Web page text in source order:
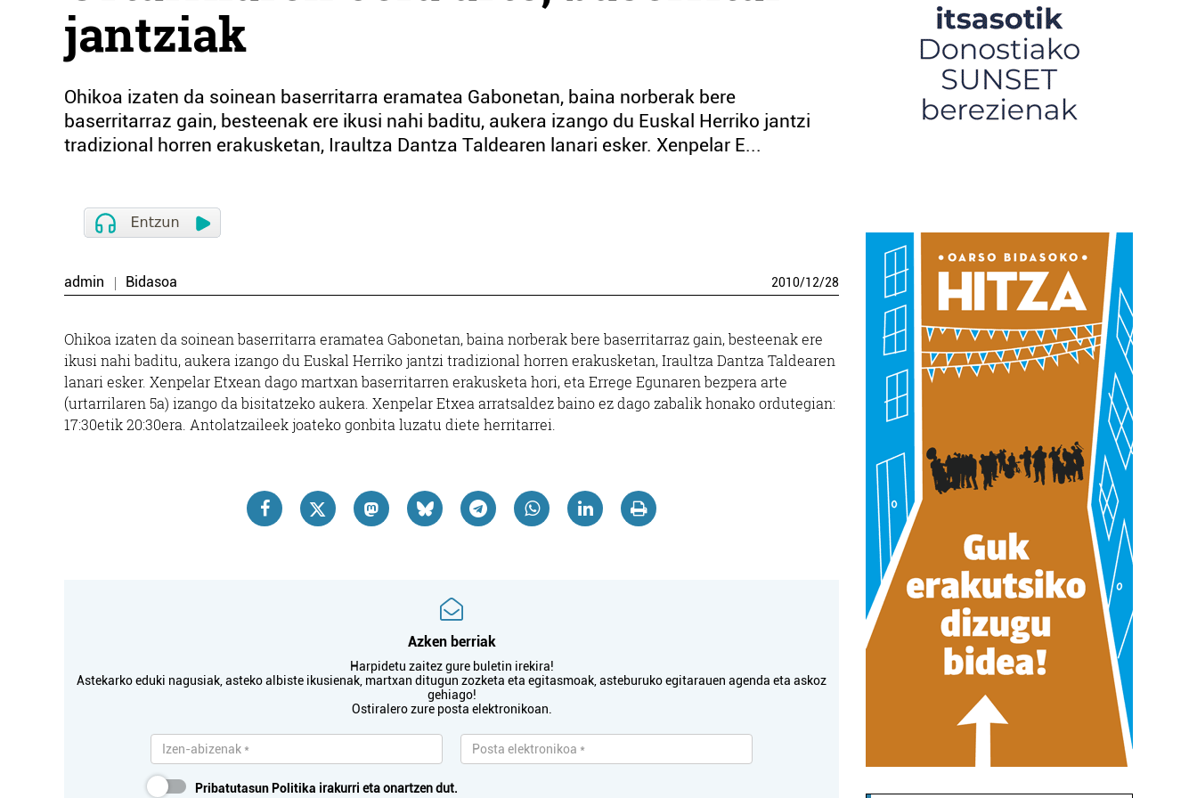
jantziak
Ohikoa izaten da soinean baserritarra eramatea Gabonetan, baina norberak bere
baserritarraz gain, besteenak ere ikusi nahi baditu, aukera izango du Euskal Herriko jantzi
tradizional horren erakusketan, Iraultza Dantza Taldearen lanari esker. Xenpelar E...
admin Bidasoa 2010/12/28
Ohikoa izaten da soinean baserritarra eramatea Gabonetan, baina norberak bere baserritarraz gain, besteenak ere
ikusi nahi baditu, aukera izango du Euskal Herriko jantzi tradizional horren erakusketan, Iraultza Dantza Taldearen
lanari esker. Xenpelar Etxean dago martxan baserritarren erakusketa hori, eta Errege Egunaren bezpera arte
(urtarrilaren 5a) izango da bisitatzeko aukera. Xenpelar Etxea arratsaldez baino ez dago zabalik honako ordutegian:
17:30etik 20:30era. Antolatzaileek joateko gonbita luzatu diete herritarrei.
Azken berriak
Harpidetu zaitez gure buletin irekira!
Astekarko eduki nagusiak, asteko albiste ikusienak, martxan ditugun zozketa eta egitasmoak, asteburuko egitarauen agenda eta askoz
gehiago!
Ostiralero zure posta elektronikoan.
Pribatutasun Politika irakurri eta onartzen dut.